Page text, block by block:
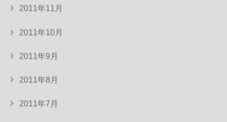
2011年11月
2011年10月
2011年9月
2011年8月
2011年7月